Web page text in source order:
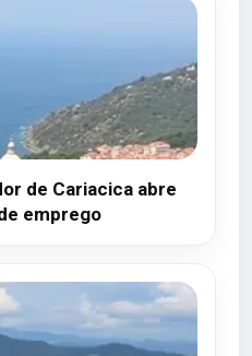
de Cariacica abre
emprego